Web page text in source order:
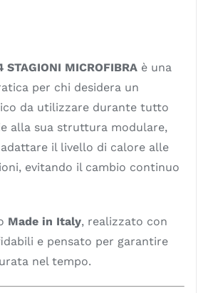
STAGIONI MICROFIBRAè una
per chi desidera un
da utilizzare durante tutto
alla sua struttura modulare,
il livello di calore alle
evitando il cambio continuo
Made in Italy, realizzato con
e pensato per garantire
nel tempo.